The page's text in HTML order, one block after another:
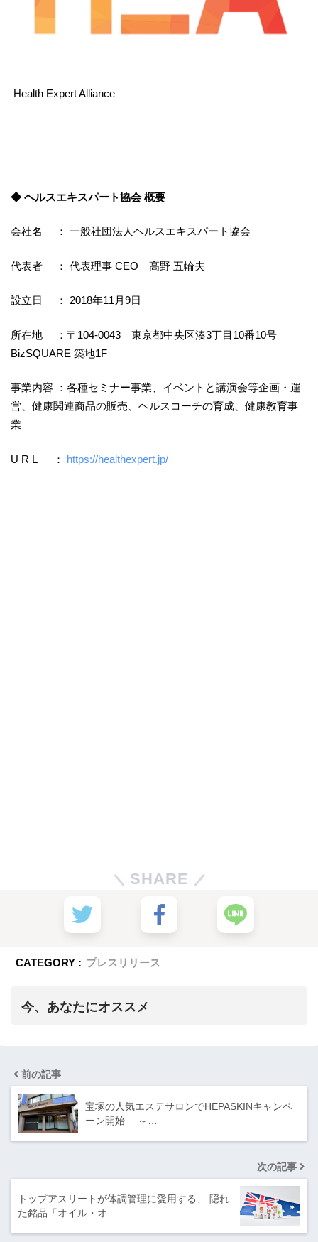
Health Expert Alliance
◆ ヘルスエキスパート協会 概要
会社名 ： 一般社団法人ヘルスエキスパート協会
代表者 ： 代表理事 CEO 高野 五輪夫
設立日 ： 2018年11月9日
所在地 ：〒104-0043 東京都中央区湊3丁目10番10号
BizSQUARE 築地1F
事業内容 ：各種セミナー事業、イベントと講演会等企画・運
営、健康関連商品の販売、ヘルスコーチの育成、健康教育事
業
U R L ： https://healthexpert.jp/
SHARE
CATEGORY : プレスリリース
今、あなたにオススメ
前の記事
宝塚の人気エステサロンでHEPASKINキャンペ
ーン開始 ～…
次の記事
トップアスリートが体調管理に愛用する、 隠れ
た銘品「オイル・オ…